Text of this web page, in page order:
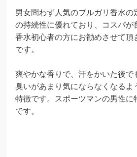
男女問わず人気のブルガリ香水の
の持続性に優れており、コスパが
香水初心者の方にお勧めさせて頂
です。
爽やかな香りで、汗をかいた後で
臭いがあまり気にならなくなるよ
特徴です。スポーツマンの男性に
です。